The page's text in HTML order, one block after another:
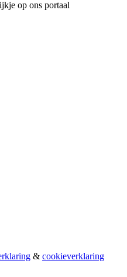
op ons portaal
& cookieverklaring